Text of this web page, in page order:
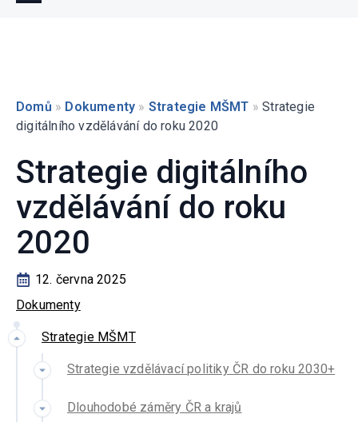
Domů » Dokumenty » Strategie MŠMT » Strategie
digitálního vzdělávání do roku 2020
Strategie digitálního
vzdělávání do roku
2020
12. června 2025
Dokumenty
Strategie MŠMT
Strategie vzdělávací politiky ČR do roku 2030+
Dlouhodobé záměry ČR a krajů